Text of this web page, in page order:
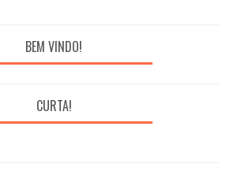
BEM VINDO!
CURTA!